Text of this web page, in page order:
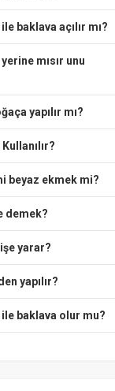
baklava açılır mı?
mısır unu
yapılır mı?
beyaz ekmek mi?
demek?
yarar?
yapılır?
ile baklava olur mu?